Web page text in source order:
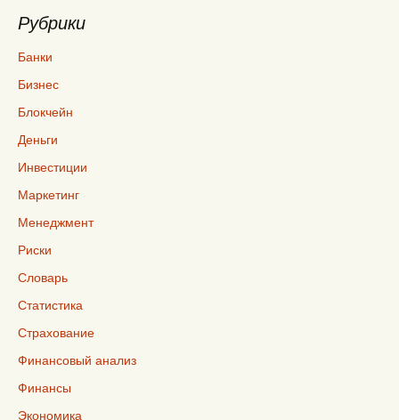
Рубрики
Банки
Бизнес
Блокчейн
Деньги
Инвестиции
Маркетинг
Менеджмент
Риски
Словарь
Статистика
Страхование
Финансовый анализ
Финансы
Экономика